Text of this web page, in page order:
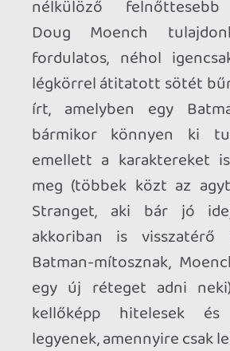
után már nem csak a város
vet rossz fényt, de a
szemét is egyre jobban szúrni
tény, hogy Batman ténykedései
zsaruk teljesen tehetetlennek
amelynek köszönhetően nem
morál csökken, hanem a városvezetés
egyre jobban elveszíti a kontrollt.
bejelenti, hogy Gordon
vezetésével (aki amúgy támogatja a
Lovag küldetését, és látja is annak
hozadékát) akciócsoportot hoznak
Batman megfékezésére.
Bőregérnek most már Gotham
és gengszterei mellett a
a tanácsadóként alkalmazott
Strange-dzsel is meg kell küzdenie,
közben titokban saját